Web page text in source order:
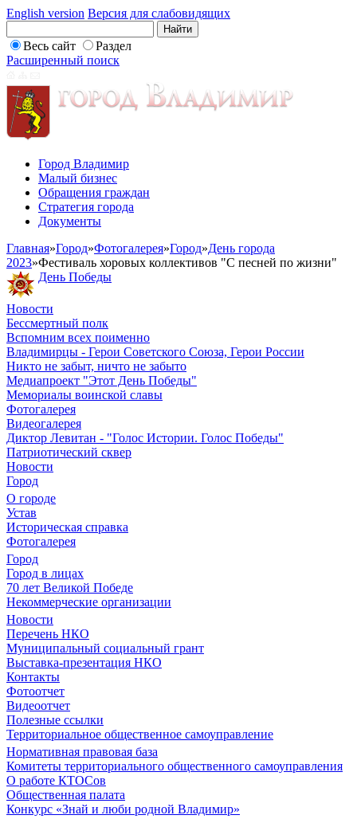
English version Версия для слабовидящих
Весь сайт
Раздел
Расширенный поиск
Город Владимир
Малый бизнес
Обращения граждан
Стратегия города
Документы
Главная»Город»Фотогалерея»Город»День города
2023»Фестиваль хоровых коллективов "С песней по жизни"
День Победы
Новости
Бессмертный полк
Вспомним всех поименно
Владимирцы - Герои Советского Союза, Герои России
Никто не забыт, ничто не забыто
Медиапроект "Этот День Победы"
Мемориалы воинской славы
Фотогалерея
Видеогалерея
Диктор Левитан - "Голос Истории. Голос Победы"
Патриотический сквер
Новости
Город
О городе
Устав
Историческая справка
Фотогалерея
Город
Город в лицах
70 лет Великой Победе
Некоммерческие организации
Новости
Перечень НКО
Муниципальный социальный грант
Выставка-презентация НКО
Контакты
Фотоотчет
Видеоотчет
Полезные ссылки
Территориальное общественное самоуправление
Нормативная правовая база
Комитеты территориального общественного самоуправления
О работе КТОСов
Общественная палата
Конкурс «Знай и люби родной Владимир»